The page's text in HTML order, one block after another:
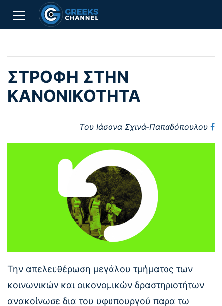
ΣΤΡΟΦΗ ΣΤΗΝ
ΚΑΝΟΝΙΚΟΤΗΤΑ
Tου Ιάσονα Σχινά-Παπαδόπουλου
Την απελευθέρωση μεγάλου τμήματος των
κοινωνικών και οικονομικών δραστηριοτήτων
ανακοίνωσε δια του υφυπουργού παρα τω